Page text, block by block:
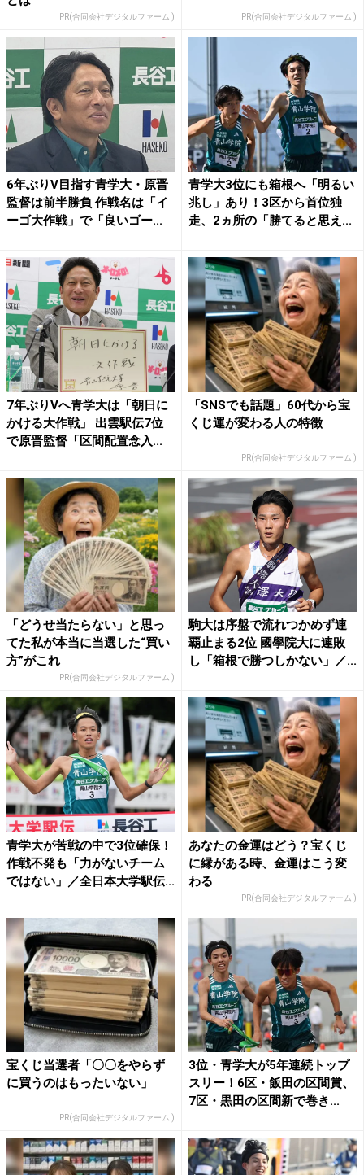
PR(合同会社デジタルファーム ) PR(合同会社デジタルファーム )
6年ぶりV目指す青学大・原晋
監督は前半勝負 作戦名は「イ
ーゴ大作戦」で「良いゴー...
青学大3位にも箱根へ「明るい
兆し」あり！3区から首位独
走、2ヵ所の「勝てると思え...
7年ぶりVへ青学大は「朝日に
かける大作戦」 出雲駅伝7位
で原晋監督「区間配置念入...
「SNSでも話題」60代から宝
くじ運が変わる人の特徴
PR(合同会社デジタルファーム )
「どうせ当たらない」と思っ
てた私が本当に当選した“買い
方”がこれ
PR(合同会社デジタルファーム )
駒大は序盤で流れつかめず連
覇止まる2位 國學院大に連敗
し「箱根で勝つしかない」／...
青学大が苦戦の中で3位確保！
作戦不発も「力がないチーム
ではない」／全日本大学駅伝...
あなたの金運はどう？宝くじ
に縁がある時、金運はこう変
わる
PR(合同会社デジタルファーム )
宝くじ当選者「〇〇をやらず
に買うのはもったいない」
PR(合同会社デジタルファーム )
3位・青学大が5年連続トップ
スリー！6区・飯田の区間賞、
7区・黒田の区間新で巻き...